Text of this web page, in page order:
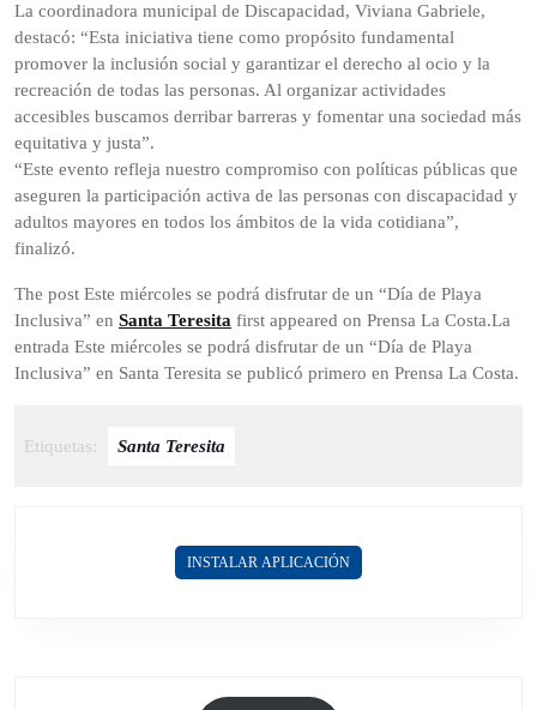
La coordinadora municipal de Discapacidad, Viviana Gabriele,
destacó: “Esta iniciativa tiene como propósito fundamental
promover la inclusión social y garantizar el derecho al ocio y la
recreación de todas las personas. Al organizar actividades
accesibles buscamos derribar barreras y fomentar una sociedad más
equitativa y justa”.
“Este evento refleja nuestro compromiso con políticas públicas que
aseguren la participación activa de las personas con discapacidad y
adultos mayores en todos los ámbitos de la vida cotidiana”,
finalizó.
The post Este miércoles se podrá disfrutar de un “Día de Playa
Inclusiva” en Santa Teresita first appeared on Prensa La Costa.La
entrada Este miércoles se podrá disfrutar de un “Día de Playa
Inclusiva” en Santa Teresita se publicó primero en Prensa La Costa.
Etiquetas: Santa Teresita
INSTALAR APLICACIÓN